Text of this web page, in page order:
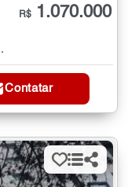
R$ 1.070.000
Contatar